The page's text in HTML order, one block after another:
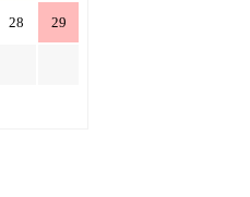
28 29